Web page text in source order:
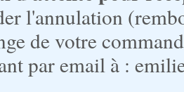
l'annulation
de votre
par email à :